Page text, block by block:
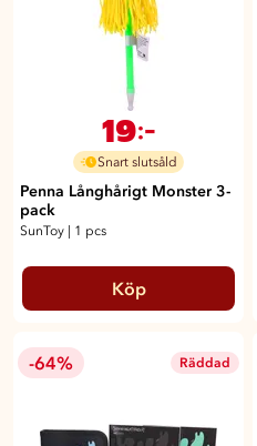
19:-
Snart slutsåld
Penna Långhårigt Monster 3-
pack
SunToy | 1 pcs
Köp
-64% Räddad